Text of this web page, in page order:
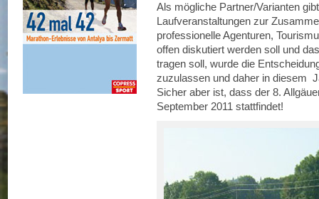
Als mögliche Partner/Varianten
Laufveranstaltungen zur
professionelle Agenturen,
offen diskutiert werden soll und
tragen soll, wurde die
zuzulassen und daher in diesem
Sicher aber ist, dass der 8.
September 2011 stattfindet!